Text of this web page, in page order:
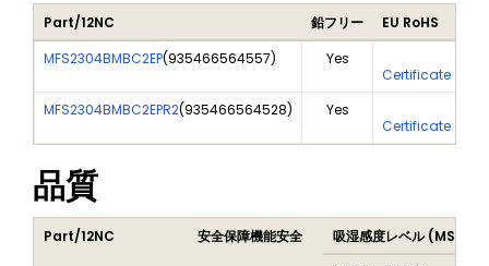
Part/12NC 鉛フリー
EU RoHS
MFS2304BMBC2EP(935466564557) Yes
Certificate Of
MFS2304BMBC2EPR2(935466564528) Yes
Certificate Of
品質
Part/12NC 安全保障機能安全 吸湿感度レベル (MSL)